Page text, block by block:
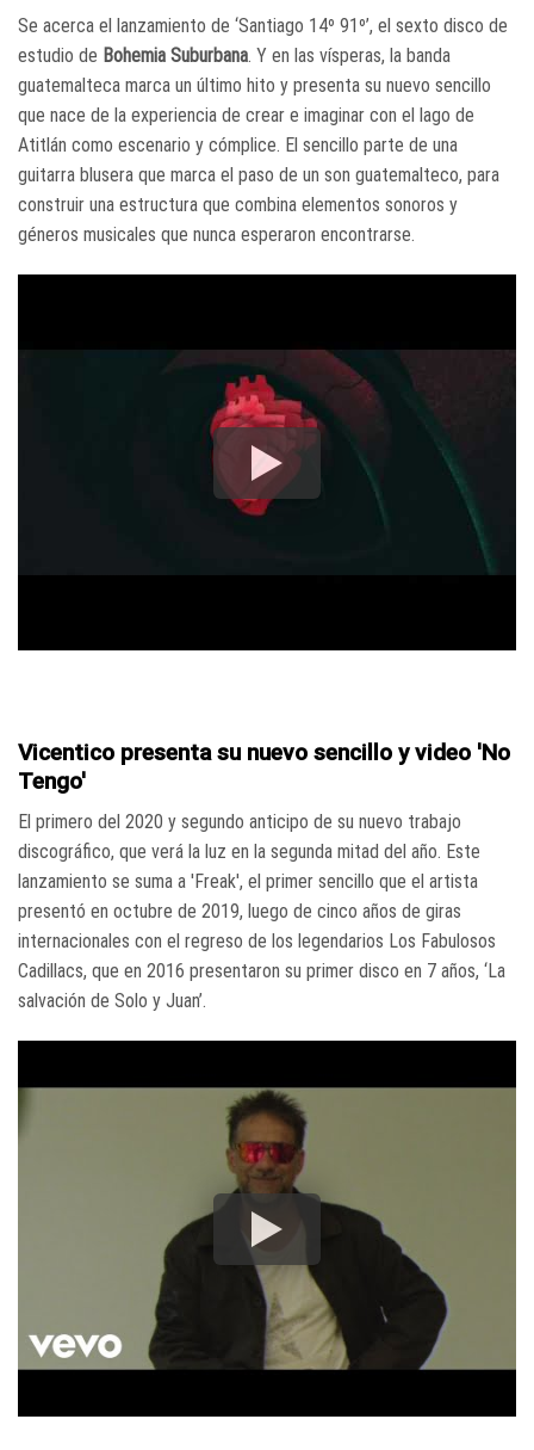
Se acerca el lanzamiento de ‘Santiago 14º 91º’, el sexto disco de
estudio de Bohemia Suburbana. Y en las vísperas, la banda
guatemalteca marca un último hito y presenta su nuevo sencillo
que nace de la experiencia de crear e imaginar con el lago de
Atitlán como escenario y cómplice. El sencillo parte de una
guitarra blusera que marca el paso de un son guatemalteco, para
construir una estructura que combina elementos sonoros y
géneros musicales que nunca esperaron encontrarse.
Vicentico presenta su nuevo sencillo y video 'No
Tengo'
El primero del 2020 y segundo anticipo de su nuevo trabajo
discográfico, que verá la luz en la segunda mitad del año. Este
lanzamiento se suma a 'Freak', el primer sencillo que el artista
presentó en octubre de 2019, luego de cinco años de giras
internacionales con el regreso de los legendarios Los Fabulosos
Cadillacs, que en 2016 presentaron su primer disco en 7 años, ‘La
salvación de Solo y Juan’.